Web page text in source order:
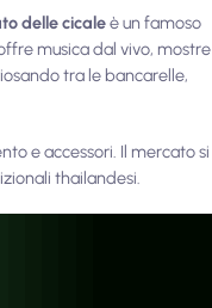
delle cicaleè un famoso
musica dal vivo, mostre
tra le bancarelle,
e accessori. Il mercato si
thailandesi.